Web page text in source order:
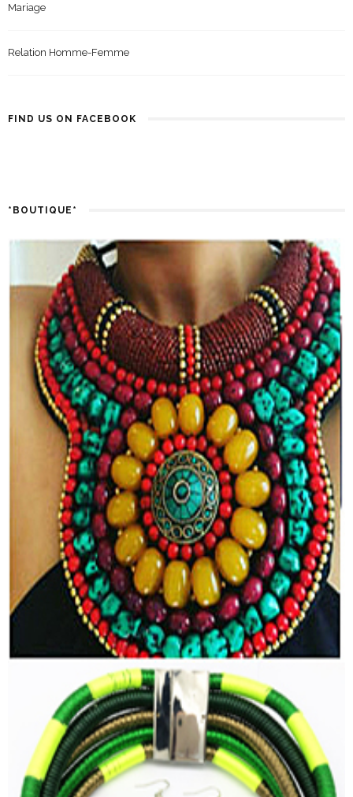
Mariage
Relation Homme-Femme
FIND US ON FACEBOOK
*BOUTIQUE*